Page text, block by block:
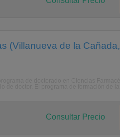
(Villanueva de la Cañada,
Consultar Precio